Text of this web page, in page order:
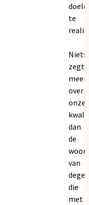
te
Niets
zegt
meer
over
onze
dan
de
van
die
met